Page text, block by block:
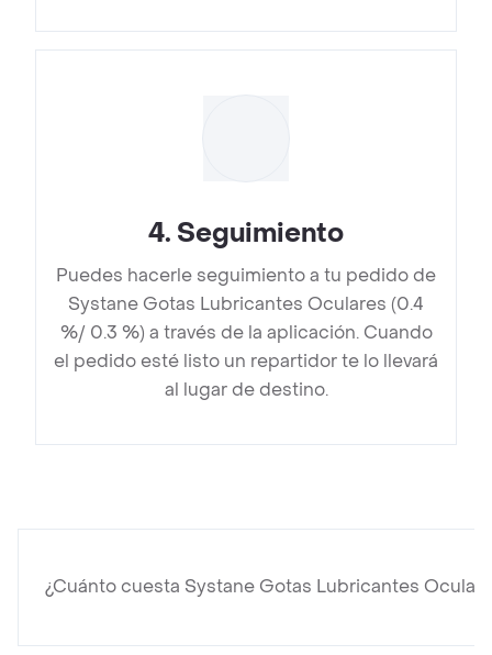
4. Seguimiento
Puedes hacerle seguimiento a tu pedido de
Systane Gotas Lubricantes Oculares (0.4
%/ 0.3 %) a través de la aplicación. Cuando
el pedido esté listo un repartidor te lo llevará
al lugar de destino.
¿Cuánto cuesta Systane Gotas Lubricantes